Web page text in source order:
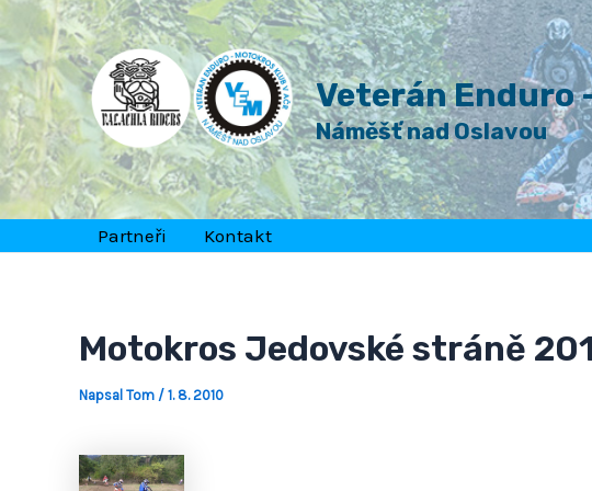
Přeskočit
na
obsah
Veterán Enduro
Náměšť nad Oslavou
Partneři Kontakt
Motokros Jedovské stráně
Napsal Tom / 1. 8. 2010
Post
navigation